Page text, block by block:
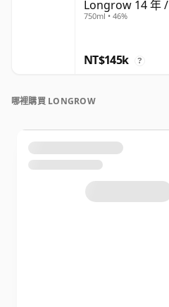
Longrow 14 年
750ml • 46%
NT$145k ?
哪裡購買 LONGROW